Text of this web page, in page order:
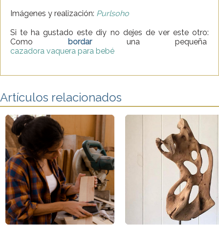
Imágenes y realización: Purlsoho
Si te ha gustado este diy no dejes de ver este otro:
Como
bordar
una pequeña
cazadora vaquera para bebé
Artículos relacionados